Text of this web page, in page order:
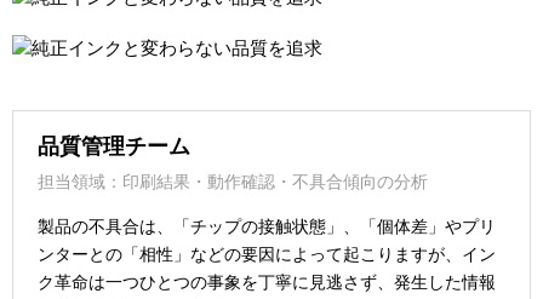
品質管理チーム
担当領域：印刷結果・動作確認・不具合傾向の分析
製品の不具合は、「チップの接触状態」、「個体差」やプリ
ンターとの「相性」などの要因によって起こりますが、イン
ク革命は一つひとつの事象を丁寧に見逃さず、発生した情報